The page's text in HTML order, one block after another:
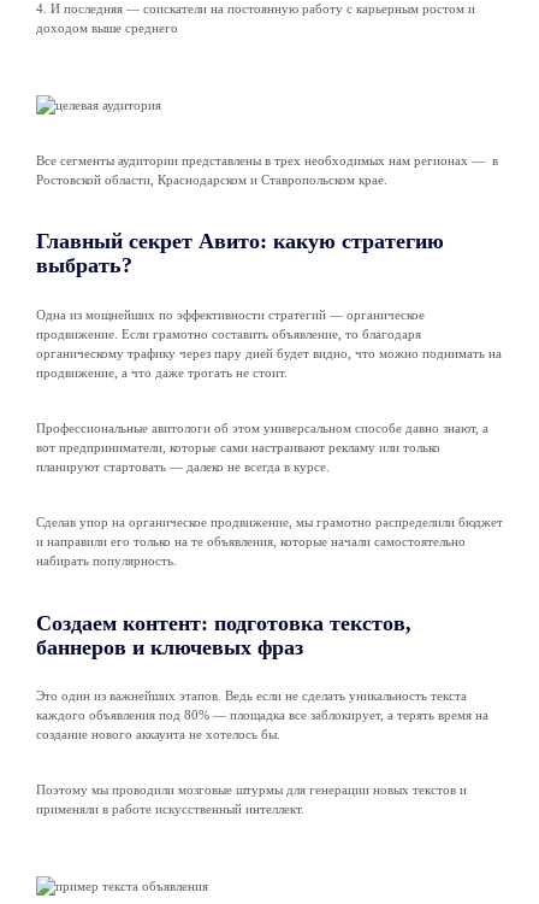
4. И последняя — соискатели на постоянную работу с карьерным ростом и
доходом выше среднего
Все сегменты аудитории представлены в трех необходимых нам регионах — в
Ростовской области, Краснодарском и Ставропольском крае.
Главный секрет Авито: какую стратегию
выбрать?
Одна из мощнейших по эффективности стратегий — органическое
продвижение. Если грамотно составить объявление, то благодаря
органическому трафику через пару дней будет видно, что можно поднимать на
продвижение, а что даже трогать не стоит.
Профессиональные авитологи об этом универсальном способе давно знают, а
вот предприниматели, которые сами настраивают рекламу или только
планируют стартовать — далеко не всегда в курсе.
Сделав упор на органическое продвижение, мы грамотно распределили бюджет
и направили его только на те объявления, которые начали самостоятельно
набирать популярность.
Создаем контент: подготовка текстов,
баннеров и ключевых фраз
Это один из важнейших этапов. Ведь если не сделать уникальность текста
каждого объявления под 80% — площадка все заблокирует, а терять время на
создание нового аккаунта не хотелось бы.
Поэтому мы проводили мозговые штурмы для генерации новых текстов и
применяли в работе искусственный интеллект.